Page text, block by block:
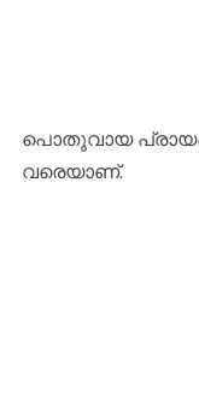
​പൊതുവായ
വരെയാണ്.